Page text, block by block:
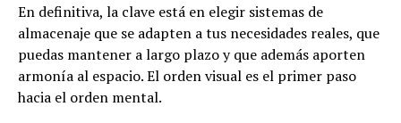
En definitiva, la clave está en elegir sistemas de
almacenaje que se adapten a tus necesidades reales, que
puedas mantener a largo plazo y que además aporten
armonía al espacio. El orden visual es el primer paso
hacia el orden mental.